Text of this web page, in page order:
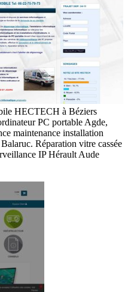
HECTECH à Béziers
PC portable Agde,
maintenance installation
Réparation vitre cassée
IP Hérault Aude